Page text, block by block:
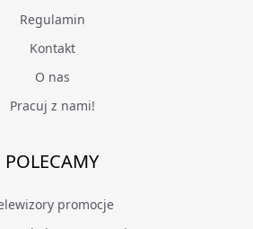
Regulamin
Kontakt
O nas
Pracuj z nami!
POLECAMY
promocje